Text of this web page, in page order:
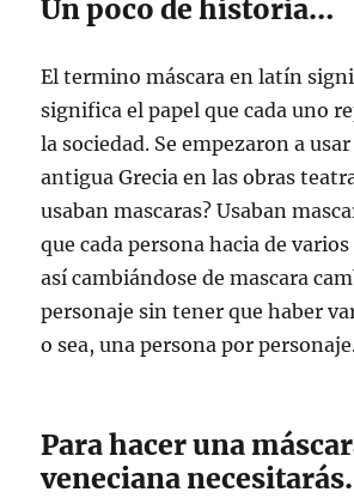
Un poco de historia…
El termino máscara en latín
significa el papel que cada uno
la sociedad. Se empezaron a
antigua Grecia en las obras
usaban mascaras? Usaban
que cada persona hacia de
así cambiándose de mascara
personaje sin tener que haber
o sea, una persona por
Para hacer una
veneciana